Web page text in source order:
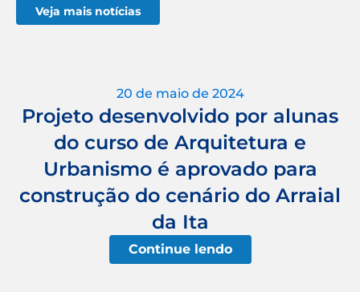
Veja mais notícias
20 de maio de 2024
Projeto desenvolvido por alunas
do curso de Arquitetura e
Urbanismo é aprovado para
construção do cenário do Arraial
da Ita
Continue lendo